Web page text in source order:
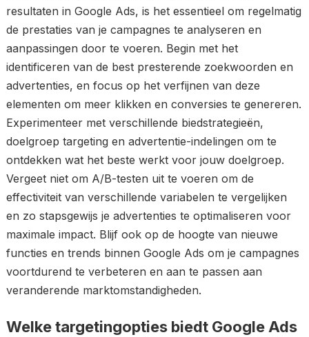
resultaten in Google Ads, is het essentieel om regelmatig
de prestaties van je campagnes te analyseren en
aanpassingen door te voeren. Begin met het
identificeren van de best presterende zoekwoorden en
advertenties, en focus op het verfijnen van deze
elementen om meer klikken en conversies te genereren.
Experimenteer met verschillende biedstrategieën,
doelgroep targeting en advertentie-indelingen om te
ontdekken wat het beste werkt voor jouw doelgroep.
Vergeet niet om A/B-testen uit te voeren om de
effectiviteit van verschillende variabelen te vergelijken
en zo stapsgewijs je advertenties te optimaliseren voor
maximale impact. Blijf ook op de hoogte van nieuwe
functies en trends binnen Google Ads om je campagnes
voortdurend te verbeteren en aan te passen aan
veranderende marktomstandigheden.
Welke targetingopties biedt Google Ads